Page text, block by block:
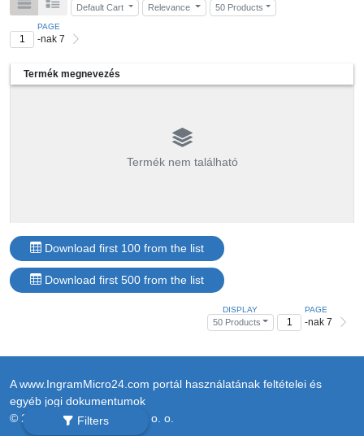
Default Cart Relevance 50 Products
PAGE
-nak 7
Filters
Termék megnevezés
Termék nem található
Download first 100 from the list
Download first 500 from the list
DISPLAY
50 Products
PAGE
-nak 7
A www.IngramMicro24.com portál használatának feltételei és
egyéb jogi dokumentumok
© 2026 Ingram Micro Sp. z o. o.